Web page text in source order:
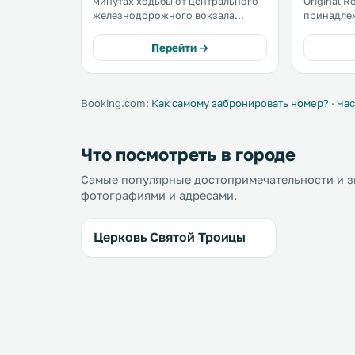
железнодорожного вокзала
бесплатная вечерняя сауна и
бесплатный фитнес-центр,
который открывается ежедневно в
Перейти →
города
ходьбы
Booking.com: Как самому забронировать номер? ·
Что посмотреть в городе
Самые популярные достопримечательности и
фотографиями и адресами.
Церковь Святой Троицы